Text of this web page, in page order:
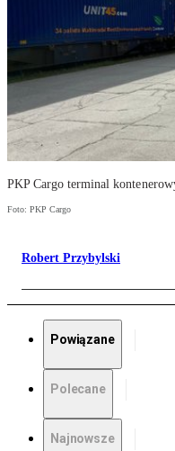
PKP Cargo terminal
Foto: PKP Cargo
Robert Przybylski
Powiązane
Polecane
Najnowsze